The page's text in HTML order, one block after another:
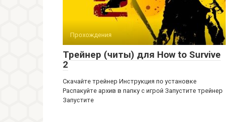
Прохождения
Трейнер (читы) для How to Survive
2
Скачайте трейнер Инструкция по установке
Распакуйте архив в папку с игрой Запустите трейнер
Запустите